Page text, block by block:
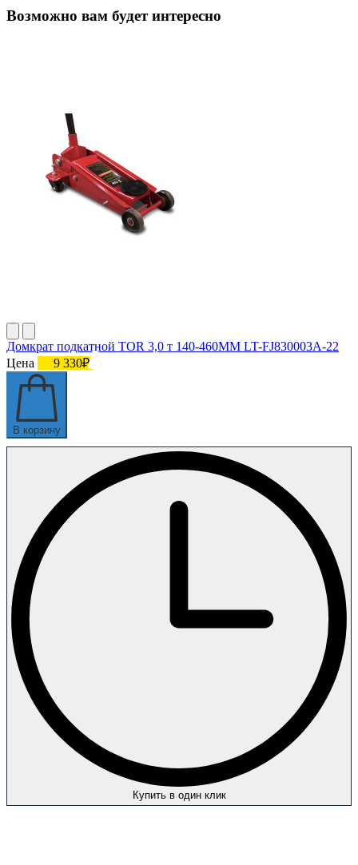
Возможно вам будет интересно
Домкрат подкатной TOR 3,0 т 140-460MM LT-FJ830003A-22
Цена
9 330₽
В корзину
Купить в один клик